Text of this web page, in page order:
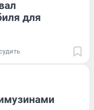
для